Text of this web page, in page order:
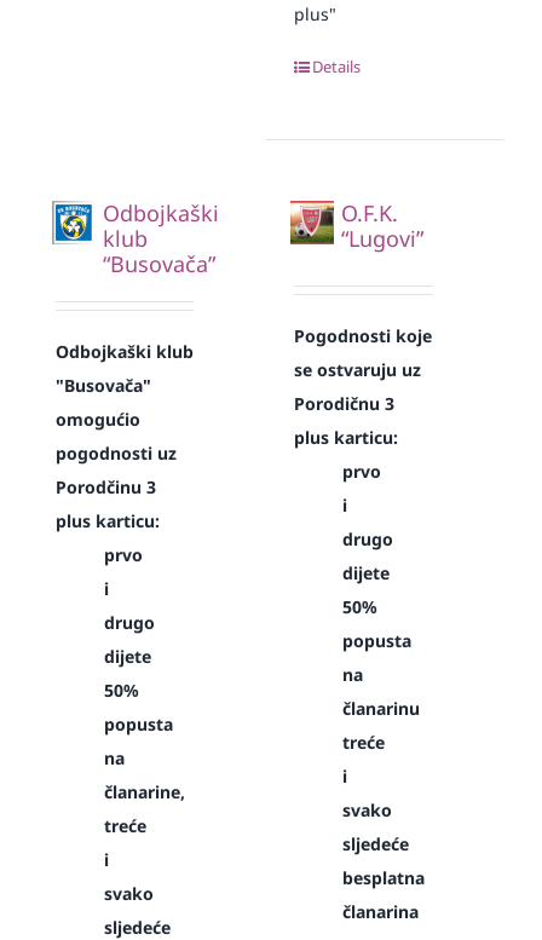
plus"
Details
Odbojkaški
klub
“Busovača”
Odbojkaški klub
"Busovača"
omogućio
pogodnosti uz
Porodčinu 3
plus karticu:
prvo
i
drugo
dijete
50%
popusta
na
članarine,
treće
i
svako
sljedeće
O.F.K.
“Lugovi”
Pogodnosti koje
se ostvaruju uz
Porodičnu 3
plus karticu:
prvo
i
drugo
dijete
50%
popusta
na
članarinu
treće
i
svako
sljedeće
besplatna
članarina